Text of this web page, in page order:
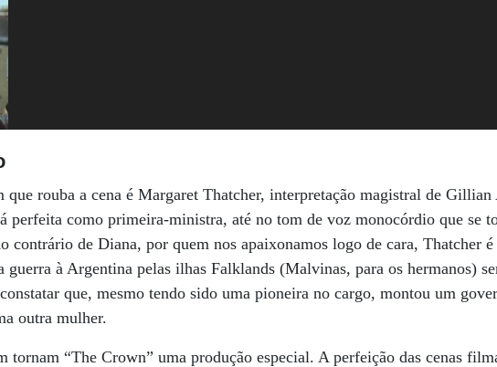
que rouba a cena é Margaret Thatcher, interpretação magistral de
perfeita como primeira-ministra, até no tom de voz monocórdio que se
contrário de Diana, por quem nos apaixonamos logo de cara, Thatcher é
guerra à Argentina pelas ilhas Falklands (Malvinas, para os hermanos)
que, mesmo tendo sido uma pioneira no cargo, montou um
outra mulher.
tornam “The Crown” uma produção especial. A perfeição das cenas